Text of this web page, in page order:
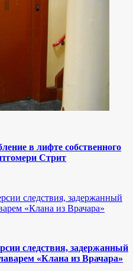
в лифте собственного
Стрит
следствия, задержанный
«Клана из Врачара»